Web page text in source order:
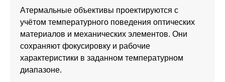
Атермальные объективы проектируются с
учётом температурного поведения оптических
материалов и механических элементов. Они
сохраняют фокусировку и рабочие
характеристики в заданном температурном
диапазоне.